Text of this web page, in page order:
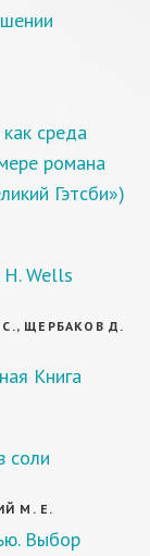
среда
романа
Гэтсби»)
Wells
С., ЩЕРБАКОВ Д.
Книга
соли
М. Е.
Выбор